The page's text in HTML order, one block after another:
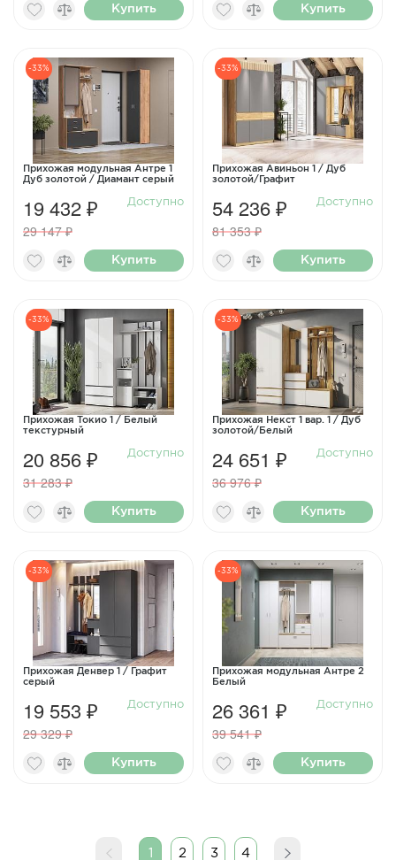
Купить Купить
-33%
Прихожая модульная Антре 1
Дуб золотой / Диамант серый
19 432 ₽
29 147 ₽
Доступно
Купить
-33%
Прихожая Авиньон 1 / Дуб
золотой/Графит
54 236 ₽
81 353 ₽
Доступно
Купить
-33%
Прихожая Токио 1 / Белый
текстурный
20 856 ₽
31 283 ₽
Доступно
Купить
-33%
Прихожая Некст 1 вар. 1 / Дуб
золотой/Белый
24 651 ₽
36 976 ₽
Доступно
Купить
-33%
Прихожая Денвер 1 / Графит
серый
19 553 ₽
29 329 ₽
Доступно
Купить
-33%
Прихожая модульная Антре 2
Белый
26 361 ₽
39 541 ₽
Доступно
Купить
1 2 3 4